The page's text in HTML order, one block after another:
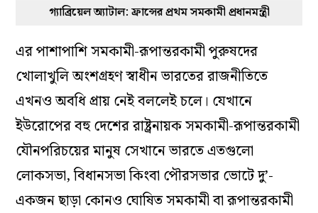
গ্যাব্রিয়েল অ্যাটাল: ফ্রান্সের প্রথম সমকামী প্রধানমন্ত্রী
এর পাশাপাশি সমকামী-রূপান্তরকামী পুরুষদের
খোলাখুলি অংশগ্রহণ স্বাধীন ভারতের রাজনীতিতে
এখনও অবধি প্রায় নেই বললেই চলে। যেখানে
ইউরোপের বহু দেশের রাষ্ট্রনায়ক সমকামী-রূপান্তরকামী
যৌনপরিচয়ের মানুষ সেখানে ভারতে এতগুলো
লোকসভা, বিধানসভা কিংবা পৌরসভার ভোটে দু’-
একজন ছাড়া কোনও ঘোষিত সমকামী বা রূপান্তরকামী